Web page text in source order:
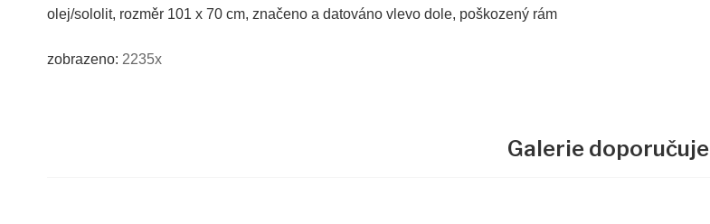
olej/sololit, rozměr 101 x 70 cm, značeno a datováno vlevo dole, poškozený rám
zobrazeno: 2235x
Galerie doporučuje